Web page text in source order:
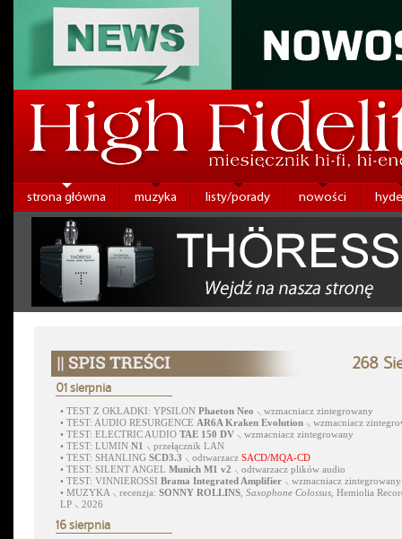
strona główna muzyka listy/porady nowości
268
01 sierpnia
• TEST Z OKŁADKI: YPSILON Phaeton Neo ⸜ wzmacniacz zintegrowany
• TEST: AUDIO RESURGENCE AR6A Kraken Evolution ⸜ wzmacniacz
• TEST: ELECTRIC AUDIO TAE 150 DV ⸜ wzmacniacz zintegrowany
• TEST: LUMIN N1
⸜ przełącznik LAN
• TEST: SHANLING SCD3.3 ⸜ odtwarzacz SACD/MQA-CD
• TEST: SILENT ANGEL Munich M1 v2 ⸜ odtwarzacz plików audio
• TEST: VINNIEROSSI Brama Integrated Amplifier ⸜ wzmacniacz zintegrowany
• MUZYKA ⸜ recenzja: SONNY ROLLINS Saxophone Colossus , Hemiolia
LP ⸜ 2026
16 sierpnia